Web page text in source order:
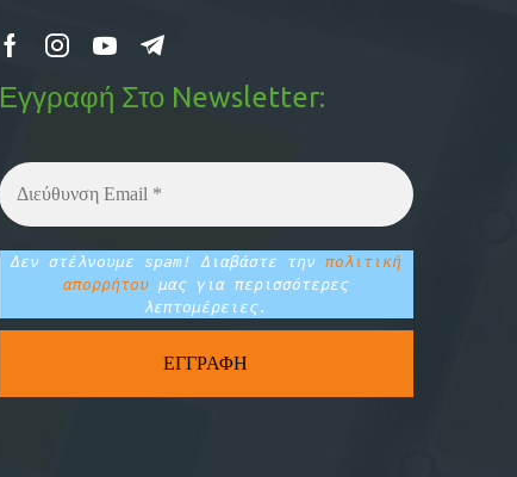
Εγγραφή Στο Newsletter:
Δεν στέλνουμε spam! Διαβάστε την πολιτική
απορρήτουμας για περισσότερες
λεπτομέρειες.